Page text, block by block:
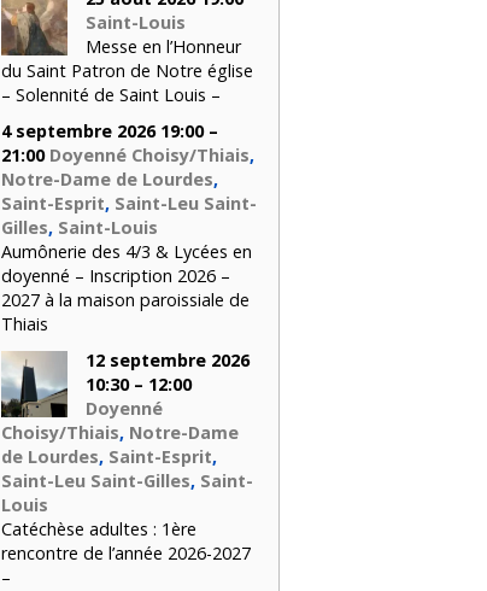
Saint-Louis
Messe en l’Honneur
du Saint Patron de Notre église
– Solennité de Saint Louis –
4 septembre 2026 19:00 –
21:00 Doyenné Choisy/Thiais,
Notre-Dame de Lourdes,
Saint-Esprit, Saint-Leu Saint-
Gilles, Saint-Louis
Aumônerie des 4/3 & Lycées en
doyenné – Inscription 2026 –
2027 à la maison paroissiale de
Thiais
12 septembre 2026
10:30 – 12:00
Doyenné
Choisy/Thiais, Notre-Dame
de Lourdes, Saint-Esprit,
Saint-Leu Saint-Gilles, Saint-
Louis
Catéchèse adultes : 1ère
rencontre de l’année 2026-2027
–